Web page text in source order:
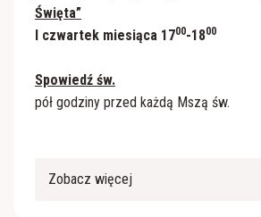
Święta”
I czwartek miesiąca 1700-1800
Spowiedź św.
pół godziny przed każdą Mszą św.
Zobacz więcej